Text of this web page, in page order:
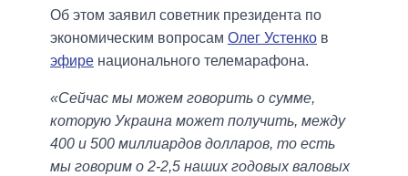
Об этом заявил советник президента по
экономическим вопросам Олег Устенко в
эфире национального телемарафона.
«Сейчас мы можем говорить о сумме,
которую Украина может получить, между
400 и 500 миллиардов долларов, то есть
мы говорим о 2-2,5 наших годовых валовых